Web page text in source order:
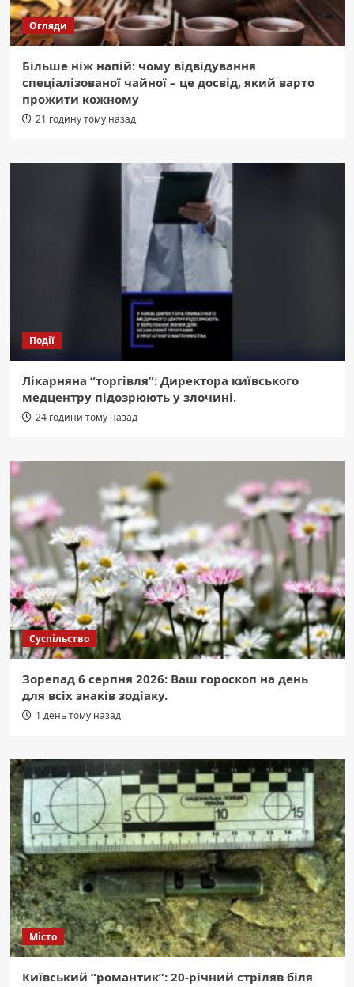
Огляди
Більше ніж напій: чому відвідування
спеціалізованої чайної – це досвід, який варто
прожити кожному
21 годину тому назад
Події
Лікарняна “торгівля”: Директора київського
медцентру підозрюють у злочині.
24 години тому назад
Суспільство
Зорепад 6 серпня 2026: Ваш гороскоп на день
для всіх знаків зодіаку.
1 день тому назад
Місто
Київський “романтик”: 20-річний стріляв біля